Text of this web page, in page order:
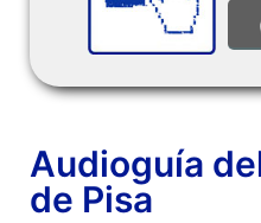
Audioguía
de Pisa